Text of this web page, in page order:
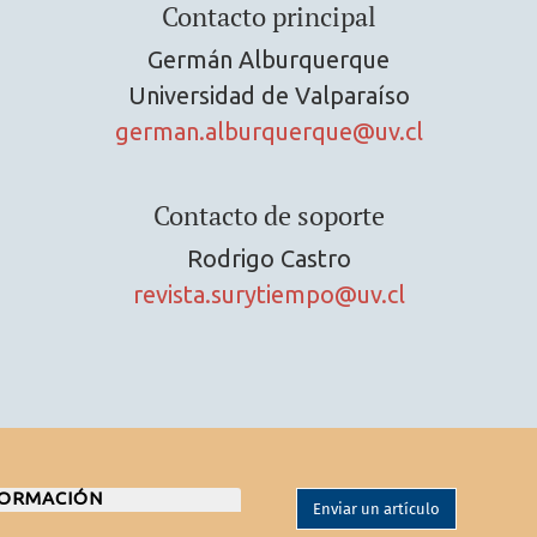
Contacto principal
Germán Alburquerque
Universidad de Valparaíso
german.alburquerque@uv.cl
Contacto de soporte
Rodrigo Castro
revista.surytiempo@uv.cl
Enviar un artículo